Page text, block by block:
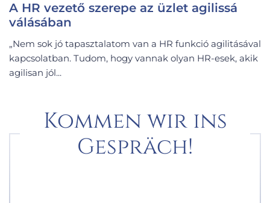
A HR vezető szerepe az üzlet agilissá
válásában
„Nem sok jó tapasztalatom van a HR funkció agilitásával
kapcsolatban. Tudom, hogy vannak olyan HR-esek, akik
agilisan jól...
Kommen wir ins
Gespräch!